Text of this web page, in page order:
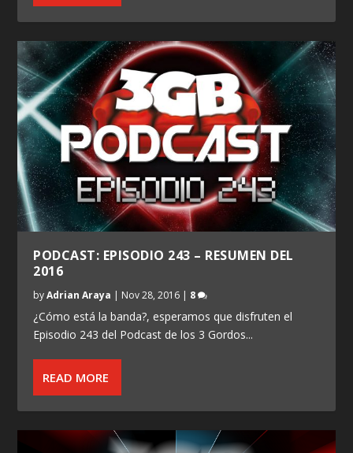
PODCAST: EPISODIO 243 – RESUMEN DEL
2016
byAdrian Araya | Nov 28, 2016 | 8
¿Cómo está la banda?, esperamos que disfruten el
Episodio 243 del Podcast de los 3 Gordos...
READ MORE